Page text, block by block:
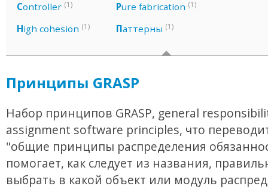
Controller (1)
High cohesion (1)
Pure fabrication (1)
Паттерны (1)
Принципы GRASP
Набор принципов GRASP, general
assignment software principles, что
"общие принципы распределения
помогает, как следует из названия,
выбрать в какой объект или модуль